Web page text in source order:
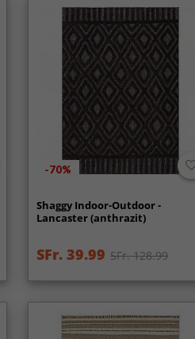
-70%
Shaggy Indoor-Outdoor -
Lancaster (anthrazit)
SFr. 39.99 SFr. 128.99